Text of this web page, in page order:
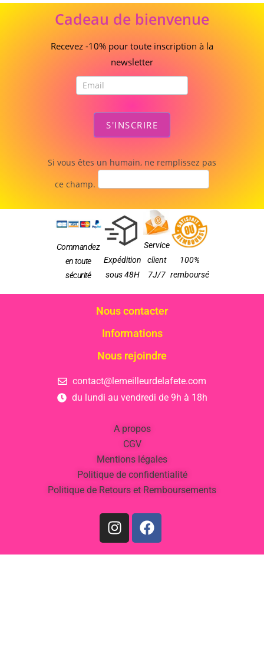
deCadeau de bienvenue
Recevez -10% pour toute inscription à la
newsletter
S'INSCRIRE
Si vous êtes un humain, ne remplissez pas
ce champ.
Commandez
en toute
sécurité
Expédition
sous 48H
Service
client
7J/7
100%
remboursé
Nous contacter
Informations
Nous rejoindre
contact@lemeilleurdelafete.com
du lundi au vendredi de 9h à 18h
A propos
CGV
Mentions légales
Politique de confidentialité
Politique de Retours et Remboursements